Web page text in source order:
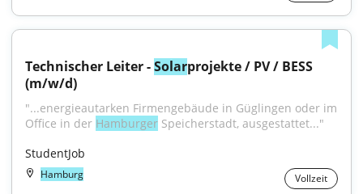
Technischer Leiter - Solarprojekte / PV / BESS
(m/w/d)
"...energieautarken Firmengebäude in Güglingen oder im
Office in der Hamburger Speicherstadt, ausgestattet..."
StudentJob
Hamburg Vollzeit